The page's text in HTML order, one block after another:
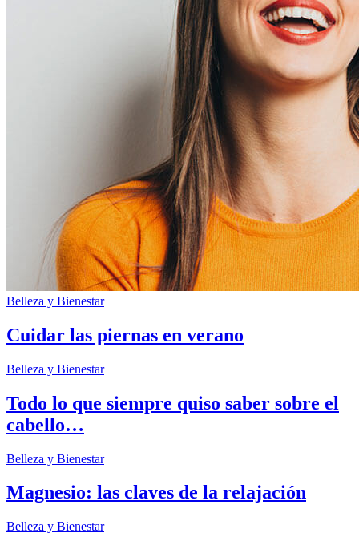
Belleza y Bienestar
Cuidar las piernas en verano
Belleza y Bienestar
Todo lo que siempre quiso saber sobre el
cabello…
Belleza y Bienestar
Magnesio: las claves de la relajación
Belleza y Bienestar